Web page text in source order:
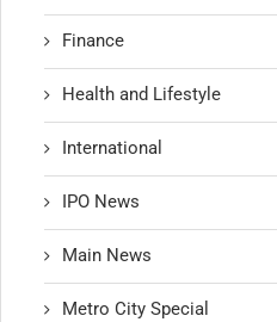
Finance
Health and Lifestyle
International
IPO News
Main News
Metro City Special